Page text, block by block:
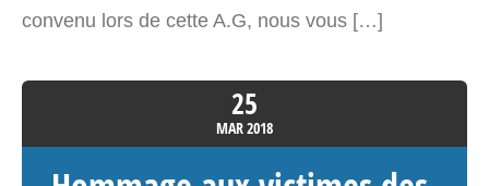
convenu lors de cette A.G, nous vous […]
25
MAR2018